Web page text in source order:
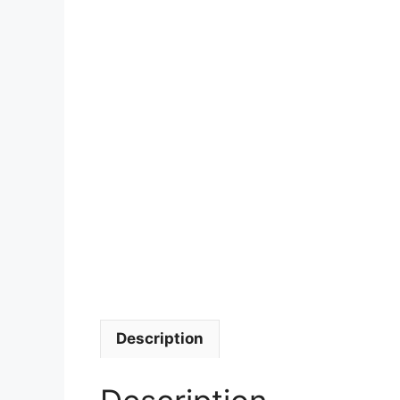
Description